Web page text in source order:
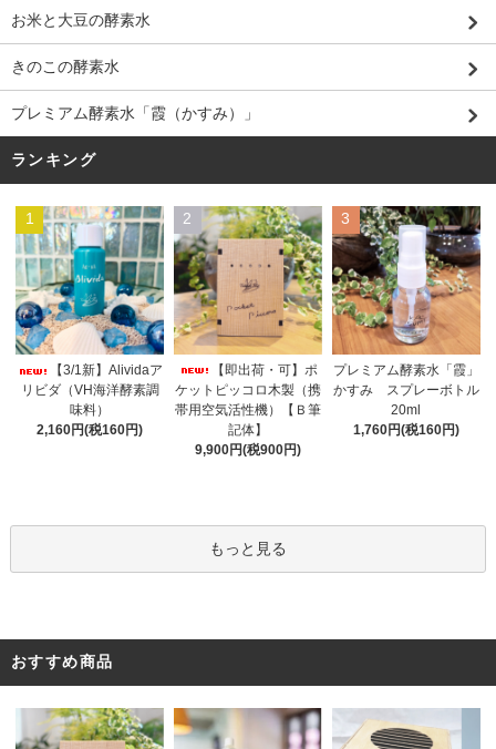
お米と大豆の酵素水
きのこの酵素水
プレミアム酵素水「霞（かすみ）」
ランキング
1
【3/1新】Alividaア
リビダ（VH海洋酵素調
味料）
2,160円(税160円)
2
【即出荷・可】ポ
ケットピッコロ木製（携
帯用空気活性機）【Ｂ筆
記体】
9,900円(税900円)
3
プレミアム酵素水「霞」
かすみ スプレーボトル
20ml
1,760円(税160円)
もっと見る
おすすめ商品